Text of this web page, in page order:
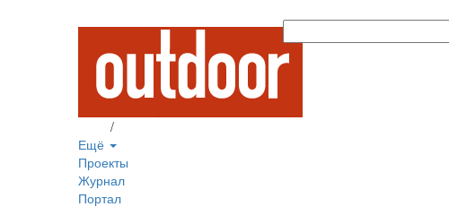
/
Ещё
Проекты
Журнал
Портал